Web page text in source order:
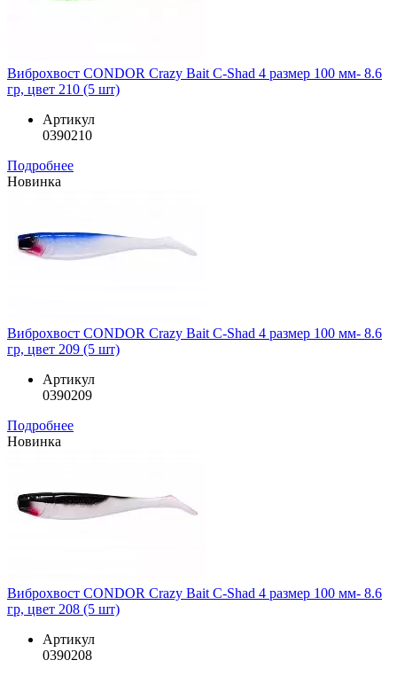
Виброхвост CONDOR Crazy Bait C-Shad 4 размер 100 мм- 8.6
гр, цвет 210 (5 шт)
Артикул
0390210
Подробнее
Новинка
Виброхвост CONDOR Crazy Bait C-Shad 4 размер 100 мм- 8.6
гр, цвет 209 (5 шт)
Артикул
0390209
Подробнее
Новинка
Виброхвост CONDOR Crazy Bait C-Shad 4 размер 100 мм- 8.6
гр, цвет 208 (5 шт)
Артикул
0390208